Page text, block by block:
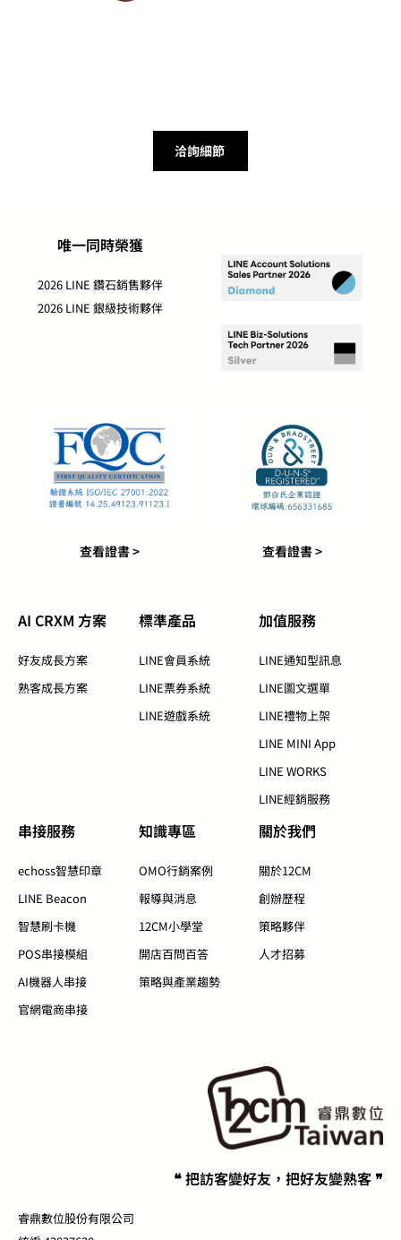
洽詢細節
唯一同時榮獲
2026 LINE 鑽石銷售夥伴
2026 LINE 銀級技術夥伴
查看證書 > 查看證書 >
AI CRXM 方案
好友成長方案
熟客成長方案
標準產品​
LINE會員系統
LINE票券系統
LINE遊戲系統
加值服務​
LINE通知型訊息
LINE圖文選單
LINE禮物上架
LINE MINI App
LINE WORKS
LINE經銷服務
串接服務
echoss智慧印章
LINE Beacon
智慧刷卡機
POS串接模組
AI機器人串接
官網電商串接
知識專區​
OMO行銷案例
報導與消息
12CM小學堂
開店百問百答
策略與產業趨勢
關於我們​
關於12CM
創辦歷程
策略夥伴
人才招募
❝ 把訪客變好友，把好友變熟客 ❞
睿鼎數位股份有限公司